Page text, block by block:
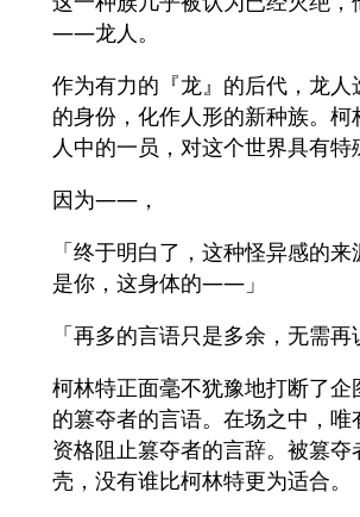
——龙人。
作为有力的『龙』的后代，龙人
的身份，化作人形的新种族。柯
人中的一员，对这个世界具有特
因为——，
「终于明白了，这种怪异感的
是你，这身体的——」
「再多的言语只是多余，无需再
柯林特正面毫不犹豫地打断了企
的篡夺者的言语。在场之中，唯
资格阻止篡夺者的言辞。被篡夺
壳，没有谁比柯林特更为适合。